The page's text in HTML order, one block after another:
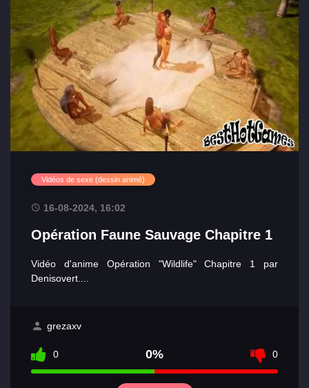
Vidéos de sexe (dessin animé)
16-08-2024, 16:02
Opération Faune Sauvage Chapitre 1
Vidéo d'anime Opération "Wildlife" Chapitre 1 par
Denisovert....
grezaxv
0 0% 0